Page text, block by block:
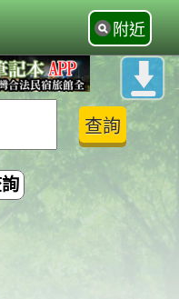
附近